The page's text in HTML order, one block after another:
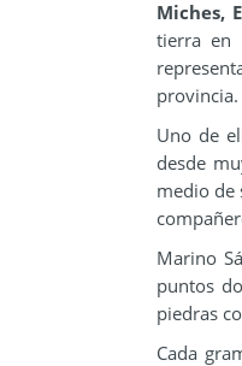
Miches,
tierra en
provincia.
Uno de
desde
medio de
Marino
puntos
piedras
Cada